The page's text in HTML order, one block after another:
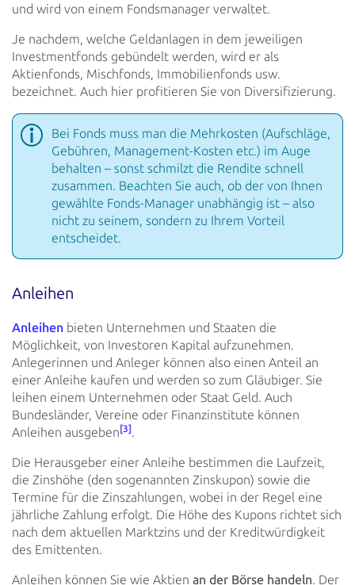
und wird von einem Fondsmanager verwaltet.
Je nachdem, welche Geldanlagen in dem jeweiligen
Investmentfonds gebündelt werden, wird er als
Aktienfonds, Mischfonds, Immobilienfonds usw.
bezeichnet. Auch hier profitieren Sie von Diversifizierung.
Bei Fonds muss man die Mehrkosten (Aufschläge,
Gebühren, Management-Kosten etc.) im Auge
behalten – sonst schmilzt die Rendite schnell
zusammen. Beachten Sie auch, ob der von Ihnen
gewählte Fonds-Manager unabhängig ist – also
nicht zu seinem, sondern zu Ihrem Vorteil
entscheidet.
Anleihen
Anleihen bieten Unternehmen und Staaten die
Möglichkeit, von Investoren Kapital aufzunehmen.
Anlegerinnen und Anleger können also einen Anteil an
einer Anleihe kaufen und werden so zum Gläubiger. Sie
leihen einem Unternehmen oder Staat Geld. Auch
Bundesländer, Vereine oder Finanzinstitute können
Anleihen ausgeben [3] .
Die Herausgeber einer Anleihe bestimmen die Laufzeit,
die Zinshöhe (den sogenannten Zinskupon) sowie die
Termine für die Zinszahlungen, wobei in der Regel eine
jährliche Zahlung erfolgt. Die Höhe des Kupons richtet sich
nach dem aktuellen Marktzins und der Kreditwürdigkeit
des Emittenten.
Anleihen können Sie wie Aktien an der Börse handeln. Der